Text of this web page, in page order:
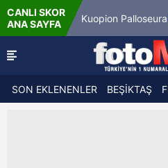
CANLI SKOR
ANA SAYFA
12 Kuopion Palloseura
SON EKLENENLER BEŞİKTAŞ